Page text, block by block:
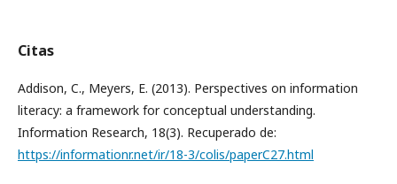
Citas
Addison, C., Meyers, E. (2013). Perspectives on information
literacy: a framework for conceptual understanding.
Information Research, 18(3). Recuperado de:
https://informationr.net/ir/18-3/colis/paperC27.html